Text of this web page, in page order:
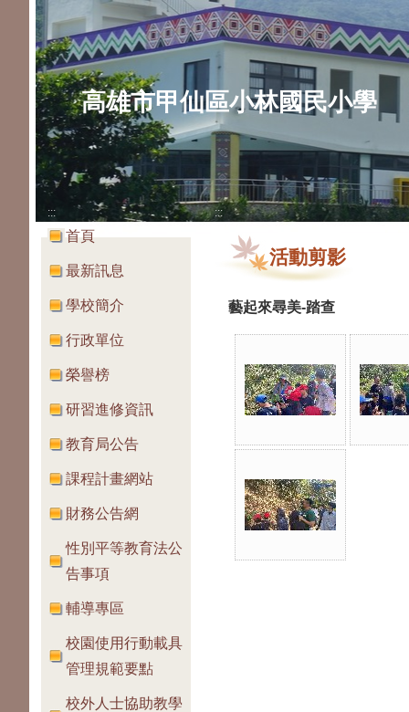
高雄市甲仙區小林國民小學
:::
首頁
最新訊息
學校簡介
行政單位
榮譽榜
研習進修資訊
教育局公告
課程計畫網站
財務公告網
性別平等教育法公
告事項
輔導專區
校園使用行動載具
管理規範要點
校外人士協助教學
:::
活動剪影
藝起來尋美-踏查